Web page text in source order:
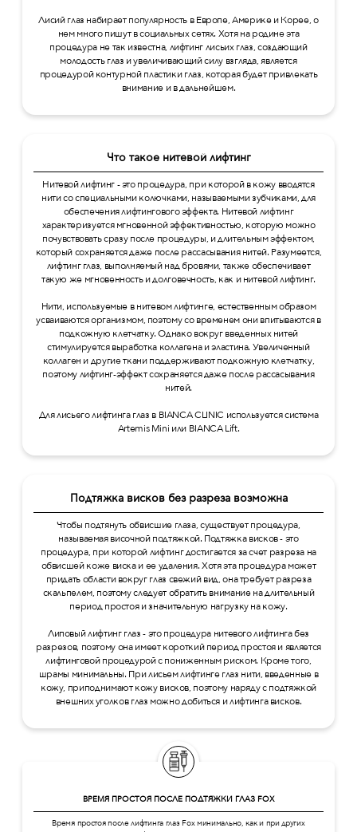
Лисий глаз набирает популярность в Европе, Америке и Корее, о
нем много пишут в социальных сетях. Хотя на родине эта
процедура не так известна, лифтинг лисьих глаз, создающий
молодость глаз и увеличивающий силу взгляда, является
процедурой контурной пластики глаз, которая будет привлекать
внимание и в дальнейшем.
Что такое нитевой лифтинг
Нитевой лифтинг - это процедура, при которой в кожу вводятся
нити со специальными колючками, называемыми зубчиками, для
обеспечения лифтингового эффекта. Нитевой лифтинг
характеризуется мгновенной эффективностью, которую можно
почувствовать сразу после процедуры, и длительным эффектом,
который сохраняется даже после рассасывания нитей. Разумеется,
лифтинг глаз, выполняемый над бровями, также обеспечивает
такую же мгновенность и долговечность, как и нитевой лифтинг.
Нити, используемые в нитевом лифтинге, естественным образом
усваиваются организмом, поэтому со временем они впитываются в
подкожную клетчатку. Однако вокруг введенных нитей
стимулируется выработка коллагена и эластина. Увеличенный
коллаген и другие ткани поддерживают подкожную клетчатку,
поэтому лифтинг-эффект сохраняется даже после рассасывания
нитей.
Для лисьего лифтинга глаз в BIANCA CLINIC используется система
Artemis Mini или BIANCA Lift.
Подтяжка висков без разреза возможна
Чтобы подтянуть обвисшие глаза, существует процедура,
называемая височной подтяжкой. Подтяжка висков - это
процедура, при которой лифтинг достигается за счет разреза на
обвисшей коже виска и ее удаления. Хотя эта процедура может
придать области вокруг глаз свежий вид, она требует разреза
скальпелем, поэтому следует обратить внимание на длительный
период простоя и значительную нагрузку на кожу.
Липовый лифтинг глаз - это процедура нитевого лифтинга без
разрезов, поэтому она имеет короткий период простоя и является
лифтинговой процедурой с пониженным риском. Кроме того,
шрамы минимальны. При лисьем лифтинге глаз нити, введенные в
кожу, приподнимают кожу висков, поэтому наряду с подтяжкой
внешних уголков глаз можно добиться и лифтинга висков.
ВРЕМЯ ПРОСТОЯ ПОСЛЕ ПОДТЯЖКИ ГЛАЗ FOX
Время простоя после лифтинга глаз Fox минимально, как и при других